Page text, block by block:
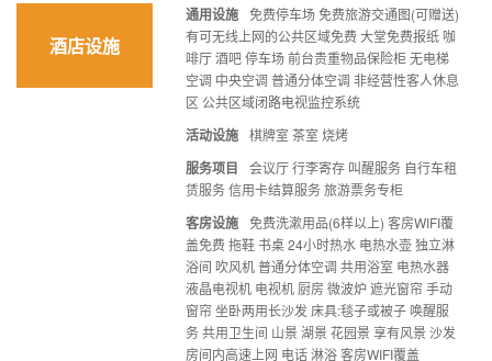
酒店设施
通用设施 免费停车场 免费旅游交通图(可赠送)
有可无线上网的公共区域免费 大堂免费报纸 咖
啡厅 酒吧 停车场 前台贵重物品保险柜 无电梯
空调 中央空调 普通分体空调 非经营性客人休息
区 公共区域闭路电视监控系统
活动设施 棋牌室 茶室 烧烤
服务项目
会议厅 行李寄存 叫醒服务 自行车租
赁服务 信用卡结算服务 旅游票务专柜
客房设施 免费洗漱用品(6样以上) 客房WIFI覆
盖免费 拖鞋 书桌 24小时热水 电热水壶 独立淋
浴间 吹风机 普通分体空调 共用浴室 电热水器
液晶电视机 电视机 厨房 微波炉 遮光窗帘 手动
窗帘 坐卧两用长沙发 床具:毯子或被子 唤醒服
务 共用卫生间 山景 湖景 花园景 享有风景 沙发
房间内高速上网 电话 淋浴 客房WIFI覆盖